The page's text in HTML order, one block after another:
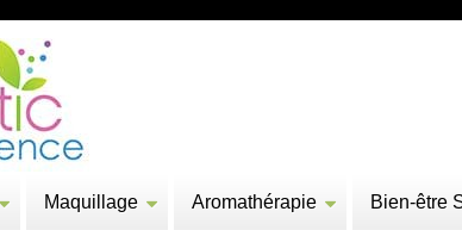
Maquillage Aromathérapie Bien-être